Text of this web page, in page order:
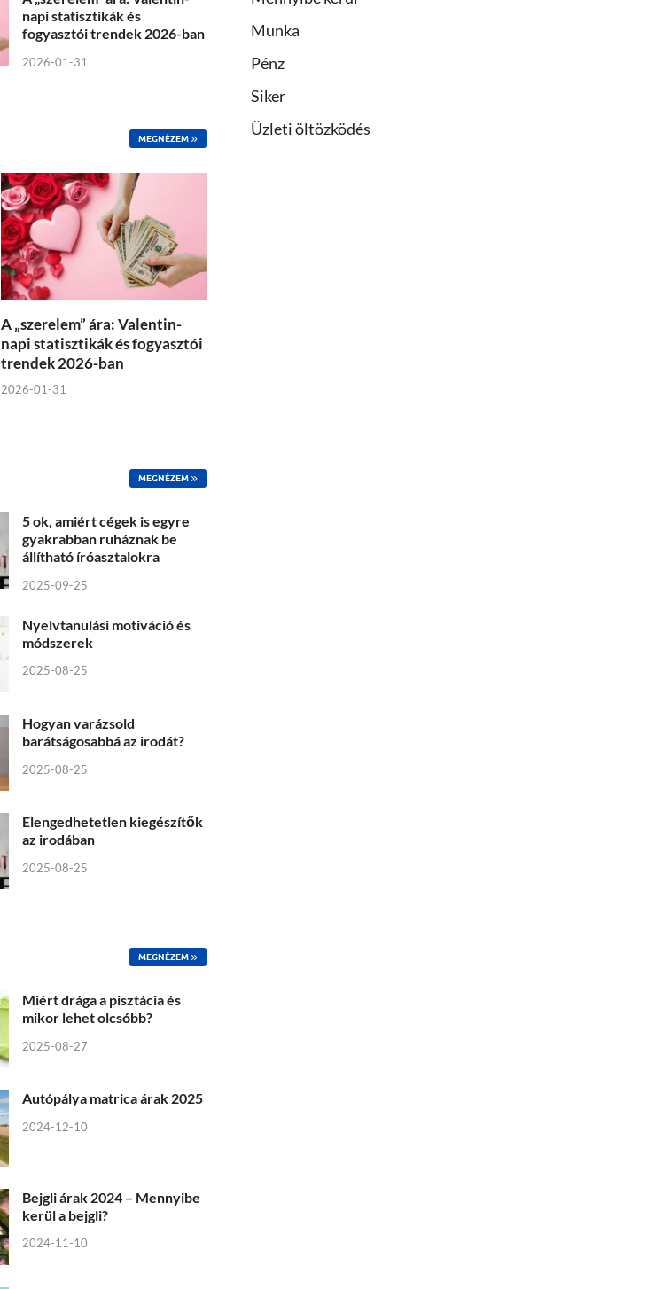
napi statisztikák és
fogyasztói trendek 2026-ban
2026-01-31
MEGNÉZEM
A „szerelem” ára: Valentin-
napi statisztikák és fogyasztói
trendek 2026-ban
2026-01-31
MEGNÉZEM
5 ok, amiért cégek is egyre
gyakrabban ruháznak be
állítható íróasztalokra
2025-09-25
Nyelvtanulási motiváció és
módszerek
2025-08-25
Hogyan varázsold
barátságosabbá az irodát?
2025-08-25
Elengedhetetlen kiegészítők
az irodában
2025-08-25
MEGNÉZEM
Miért drága a pisztácia és
mikor lehet olcsóbb?
2025-08-27
Autópálya matrica árak 2025
2024-12-10
Bejgli árak 2024 – Mennyibe
kerül a bejgli?
2024-11-10
Munka
Pénz
Siker
Üzleti öltözködés